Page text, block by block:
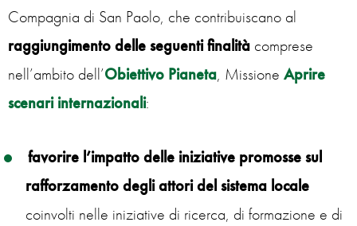
Compagnia di San Paolo, che contribuiscano al
raggiungimento delle seguenti finalità comprese
nell’ambito dell’Obiettivo Pianeta, Missione Aprire
scenari internazionali:
favorire l’impatto delle iniziative promosse sul
rafforzamento degli attori del sistema locale
coinvolti nelle iniziative di ricerca, di formazione e di